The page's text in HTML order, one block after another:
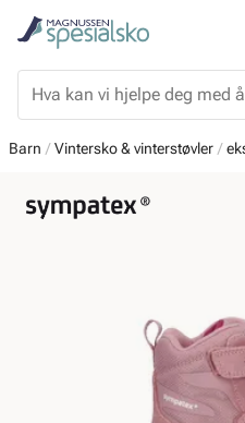
Barn Vintersko & vinterstøvler